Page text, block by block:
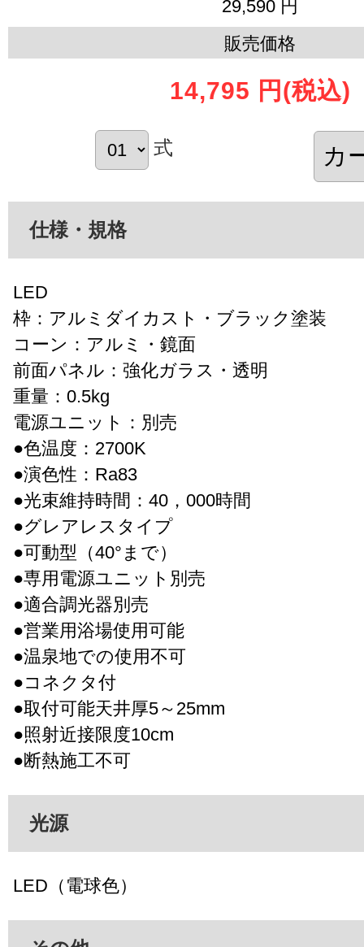
29,590 円
販売価格
14,795 円 (税込)
式
仕様・規格
LED
枠：アルミダイカスト・ブラック塗装
コーン：アルミ・鏡面
前面パネル：強化ガラス・透明
重量：0.5kg
電源ユニット：別売
●色温度：2700K
●演色性：Ra83
●光束維持時間：40，000時間
●グレアレスタイプ
●可動型（40°まで）
●専用電源ユニット別売
●適合調光器別売
●営業用浴場使用可能
●温泉地での使用不可
●コネクタ付
●取付可能天井厚5～25mm
●照射近接限度10cm
●断熱施工不可
光源
LED（電球色）